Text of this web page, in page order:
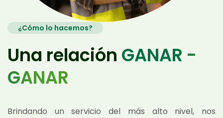
¿Cómo lo hacemos?
Una relación GANAR -
GANAR
Brindando un servicio del más alto nivel, nos